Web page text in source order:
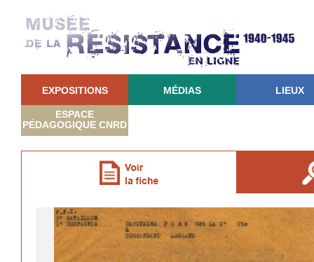
EXPOSITIONS MÉDIAS LIEUX
ESPACE
PÉDAGOGIQUE CNRD